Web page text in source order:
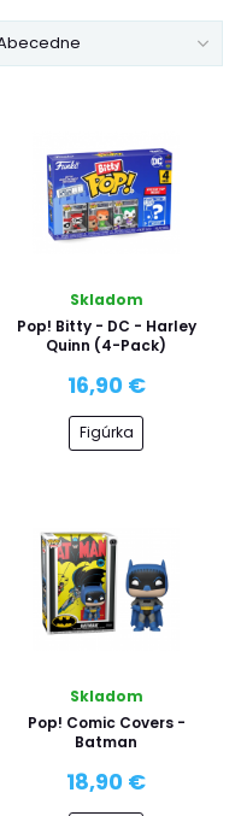
Skladom
Pop! Bitty - DC - Harley
Quinn (4-Pack)
16,90 €
Figúrka
Skladom
Pop! Comic Covers -
Batman
18,90 €